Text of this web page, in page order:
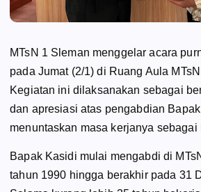
MTsN 1 Sleman menggelar acara
pada Jumat (2/1) di Ruang Aula
Kegiatan ini dilaksanakan sebagai
dan apresiasi atas pengabdian
menuntaskan masa kerjanya sebagai
Bapak Kasidi mulai mengabdi di
tahun 1990 hingga berakhir pada 31